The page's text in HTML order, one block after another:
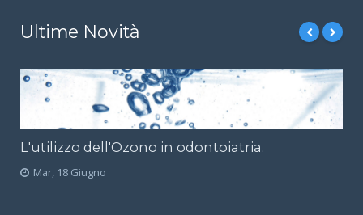
Ultime Novità
L'utilizzo dell'Ozono in odontoiatria.
Mar, 18 Giugno